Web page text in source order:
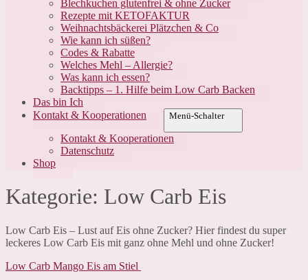
Blechkuchen glutenfrei & ohne Zucker
Rezepte mit KETOFAKTUR
Weihnachtsbäckerei Plätzchen & Co
Wie kann ich süßen?
Codes & Rabatte
Welches Mehl – Allergie?
Was kann ich essen?
Backtipps – 1. Hilfe beim Low Carb Backen
Das bin Ich
Kontakt & Kooperationen
Menü-Schalter
Kontakt & Kooperationen
Datenschutz
Shop
Kategorie: Low Carb Eis
Low Carb Eis – Lust auf Eis ohne Zucker? Hier findest du super
leckeres Low Carb Eis mit ganz ohne Mehl und ohne Zucker!
Low Carb Mango Eis am Stiel